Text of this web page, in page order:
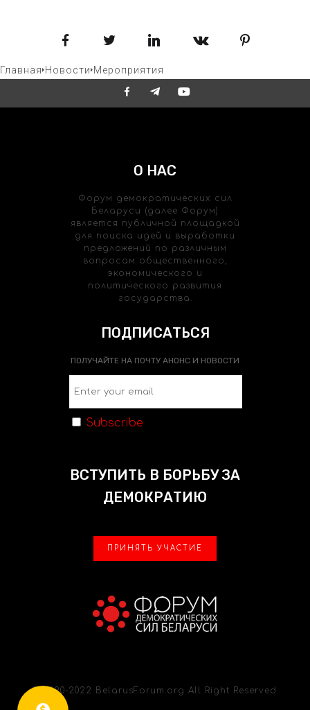
Facebook Twitter LinkedIn VKontakte
Главная Новости Мероприятия
О НАС
Форум демократических сил
Беларуси (далее Форум)
является публичной площадкой
для поиска идей и выработки
предложений по различным
вопросам общественного,
экономического и
политического развития
государства.
ПОДПИСАТЬСЯ
ПОЛУЧАЙТЕ НА ПОЧТУ АНОНС И НОВОСТИ
Subscribe
ВСТУПИТЬ В БОРЬБУ ЗА
ДЕМОКРАТИЮ
ПРИНЯТЬ УЧАСТИЕ
© 2020-2022 BelarusForum.org All Right Reserved.